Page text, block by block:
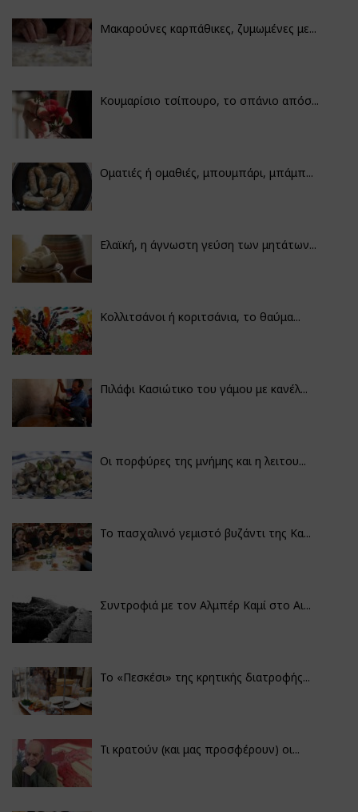
Μακαρούνες καρπάθικες, ζυμωμένες με...
Κουμαρίσιο τσίπουρο, το σπάνιο απόσ...
Οματιές ή ομαθιές, μπουμπάρι, μπάμπ...
Ελαϊκή, η άγνωστη γεύση των μητάτων...
Κολλιτσάνοι ή κοριτσάνια, το θαύμα...
Πιλάφι Κασιώτικο του γάμου με κανέλ...
Οι πορφύρες της μνήμης και η λειτου...
Το πασχαλινό γεμιστό βυζάντι της Κα...
Συντροφιά με τον Αλμπέρ Καμί στο Αι...
Το «Πεσκέσι» της κρητικής διατροφής...
Τι κρατούν (και μας προσφέρουν) οι...